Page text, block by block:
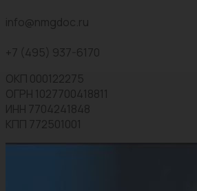
info@nmgdoc.ru
+7 (495) 937-6170
ОКП 000122275
ОГРН 1027700418811
ИНН 7704241848
КПП 772501001